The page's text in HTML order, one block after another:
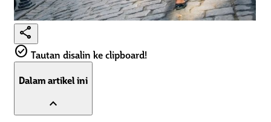
share
check_circle Tautan disalin ke clipboard!
Dalam artikel ini
expand_less